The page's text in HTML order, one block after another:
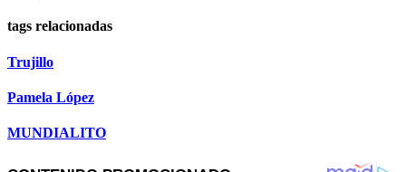
tags relacionadas
Trujillo
Pamela López
MUNDIALITO